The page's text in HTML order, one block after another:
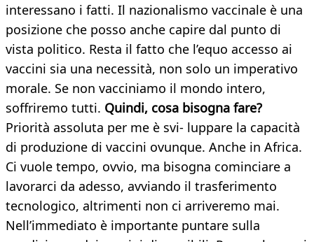
interessano i fatti. Il nazionalismo vaccinale è una
posizione che posso anche capire dal punto di
vista politico. Resta il fatto che l’equo accesso ai
vaccini sia una necessità, non solo un imperativo
morale. Se non vacciniamo il mondo intero,
soffriremo tutti. Quindi, cosa bisogna fare?
Priorità assoluta per me è svi- luppare la capacità
di produzione di vaccini ovunque. Anche in Africa.
Ci vuole tempo, ovvio, ma bisogna cominciare a
lavorarci da adesso, avviando il trasferimento
tecnologico, altrimenti non ci arriveremo mai.
Nell’immediato è importante puntare sulla